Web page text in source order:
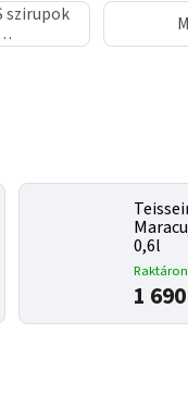
szirupok
0,6l
Raktáron
1